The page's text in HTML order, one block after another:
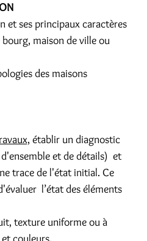
et ses principaux caractères
maison de ville ou
des maisons
établir un diagnostic
et de détails) et
trace de l'état initial. Ce
l’état des éléments
texture uniforme ou à